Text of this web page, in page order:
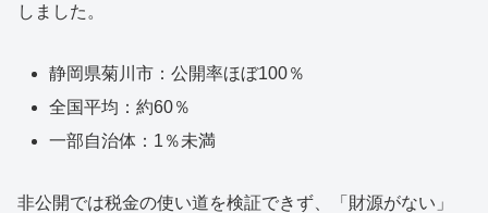
しました。
静岡県菊川市：公開率ほぼ100％
全国平均：約60％
一部自治体：1％未満
非公開では税金の使い道を検証できず、「財源がない」